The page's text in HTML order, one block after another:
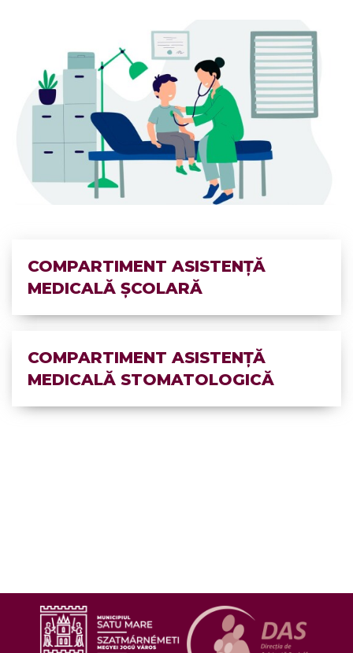
COMPARTIMENT ASISTENȚĂ
MEDICALĂ ȘCOLARĂ
COMPARTIMENT ASISTENȚĂ
MEDICALĂ STOMATOLOGICĂ